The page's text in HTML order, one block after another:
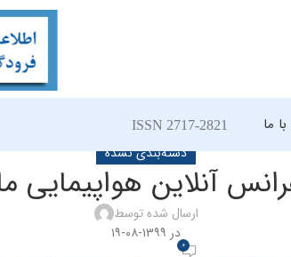
ما ISSN 2717-2821
دسته‌بندی نشده
آنلاین هواپیمایی
ارسال شده توسط
در ۱۳۹۹-۰۸-۱۹
0